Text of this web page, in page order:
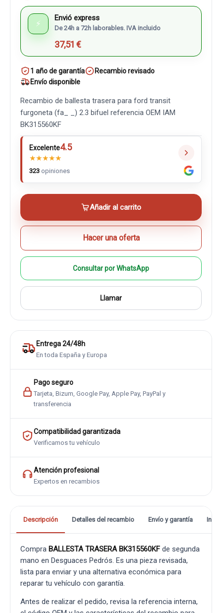
⚡
Envió express
De 24h a 72h laborables. IVA incluido
37,51 €
1 año de garantía
Recambio revisado
Envío disponible
Recambio de ballesta trasera para ford transit
furgoneta (fa_ _) 2.3 bifuel referencia OEM IAM
BK315560KF
Excelente4.5
★★★★★
323 opiniones
Añadir al carrito
Hacer una oferta
Consultar por WhatsApp
Llamar
Entrega 24/48h
En toda España y Europa
Pago seguro
Tarjeta, Bizum, Google Pay, Apple Pay, PayPal y
transferencia
Compatibilidad garantizada
Verificamos tu vehículo
Atención profesional
Expertos en recambios
Descripción Detalles del recambio Envío y garantía
Compra BALLESTA TRASERA BK315560KF de segunda
mano en Desguaces Pedrós. Es una pieza revisada,
lista para enviar y una alternativa económica para
reparar tu vehículo con garantía.
Antes de realizar el pedido, revisa la referencia interna,